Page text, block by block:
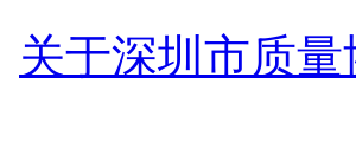
关于深圳市质